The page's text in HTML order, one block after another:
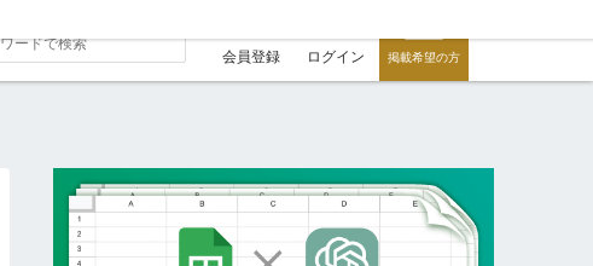
会員登録 ログイン 掲載希望の方